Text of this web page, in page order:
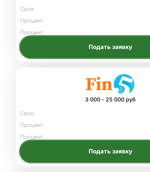
Срок
Процент
Процент
Подать заявку
3 000 - 25 000 руб
Срок
Процент
Процент
Подать заявку